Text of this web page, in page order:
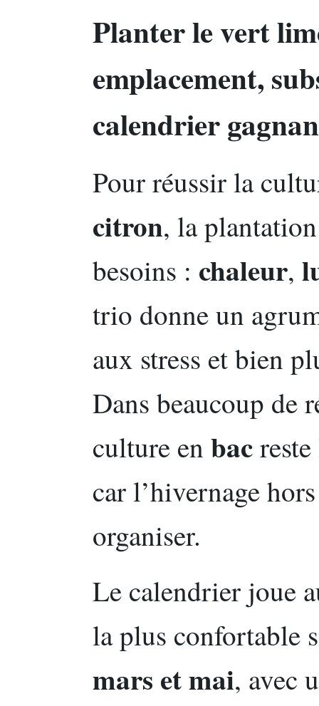
Planter le vert
emplacement,
calendrier
Pour réussir la
citron, la
besoins : chaleur,
trio donne un
aux stress et bien
Dans beaucoup de
culture en bac
car l’hivernage
organiser.
Le calendrier joue
la plus confortable
mars et mai, avec